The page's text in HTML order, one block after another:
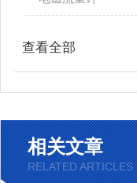
查看全部
相关文章
RELATED ARTICLES